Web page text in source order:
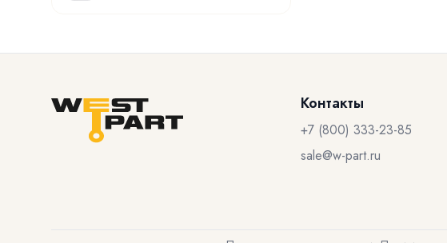
Контакты
+7 (800) 333-23-85
sale@w-part.ru